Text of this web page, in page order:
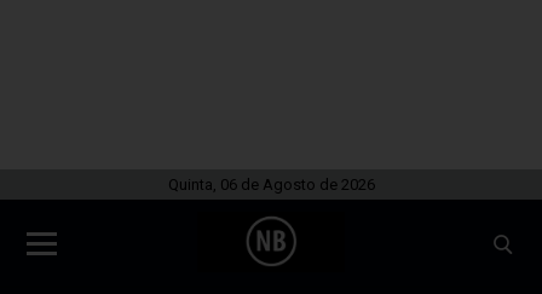
Quinta, 06 de Agosto de 2026